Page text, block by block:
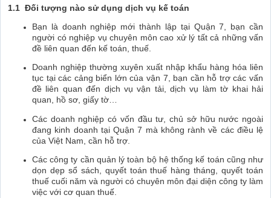
1.1 Đối tượng nào sử dụng dịch vụ kế toán
Bạn là doanh nghiệp mới thành lập tại Quận 7, bạn cần
người có nghiệp vụ chuyên môn cao xử lý tất cả những vấn
đề liên quan đến kế toán, thuế.
Doanh nghiệp thường xuyên xuất nhập khẩu hàng hóa liên
tục tại các cảng biển lớn của vận 7, bạn cần hỗ trợ các vấn
đề liên quan đến dịch vụ vận tải, dịch vụ làm tờ khai hải
quan, hồ sơ, giấy tờ…
Các doanh nghiệp có vốn đầu tư, chủ sở hữu nước ngoài
đang kinh doanh tại Quận 7 mà không rành về các điều lệ
của Việt Nam, cần hỗ trợ.
Các công ty cần quản lý toàn bộ hệ thống kế toán cũng như
dọn dẹp sổ sách, quyết toán thuế hàng tháng, quyết toán
thuế cuối năm và người có chuyên môn đại diện công ty làm
việc với cơ quan thuế.